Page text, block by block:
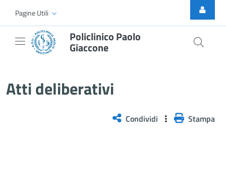
Skip to Main Content
Pagine Utili
Policlinico Paolo
Giaccone
Atti deliberativi
Condividi Stampa